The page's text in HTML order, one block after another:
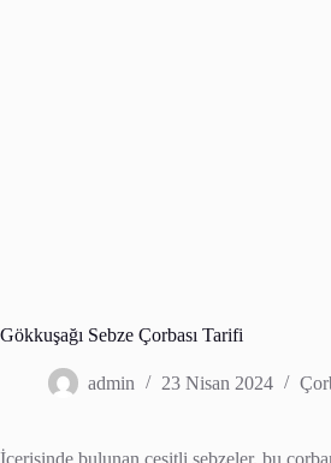
Gökkuşağı Sebze Çorbası Tarifi
admin 23 Nisan 2024
İçerisinde bulunan çeşitli sebzeler, bu